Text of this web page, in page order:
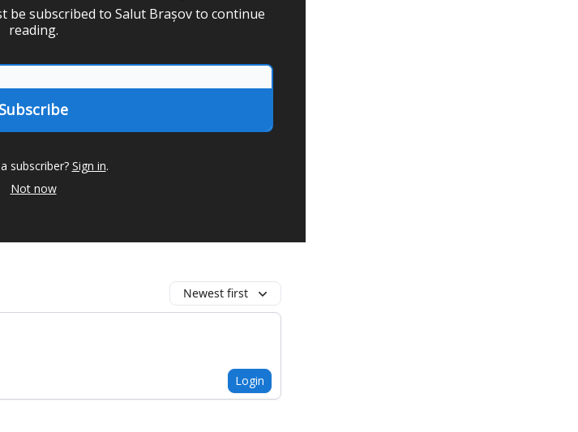
be subscribed to Salut Brașov to continue
reading.
subscriber? Sign in.
Not now
Newest first
Login